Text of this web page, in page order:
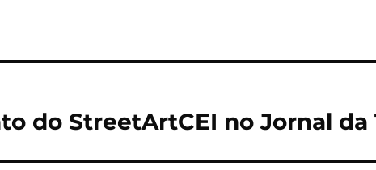
do StreetArtCEI no Jornal da